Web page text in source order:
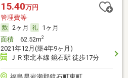
15.40万円
管理費等-
2ヶ月
1ヶ月
面積62.52m2
2021年12月(築4年9ヶ月)
ＪＲ東北本線 鏡石駅 徒歩17分